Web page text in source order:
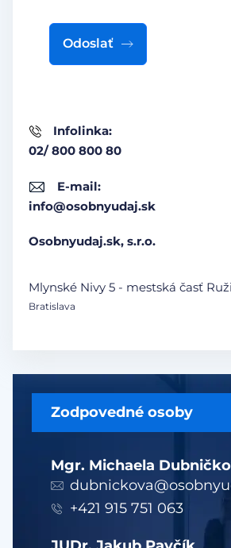
Zodpovedné osoby
Mgr. Michaela
+421 915 751 063
Infolinka:
02/ 800 800 80
E-mail:
info@osobnyudaj.sk
Osobnyudaj.sk, s.r.o.
Mlynské Nivy 5 - mestská časť
Bratislava
Odoslať